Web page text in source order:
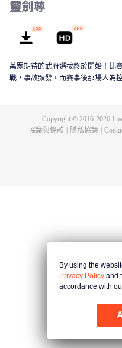
靈劍尊
萬眾期待的武府選拔終於開始！比
戰，事故頻發，而賽事後那場人為
Copyright © 2016-2026
協議與條款
隱私協議
By using the
Privacy Policy and
accordance with